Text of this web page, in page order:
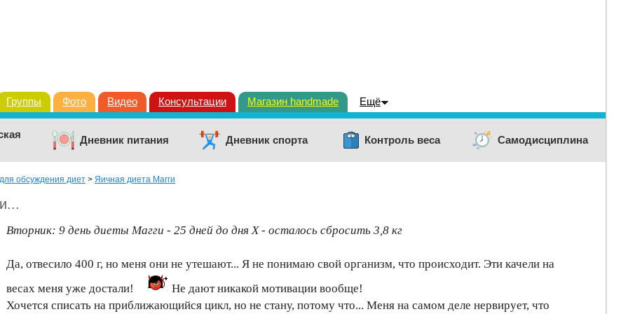
Группы Фото Видео Консультации Магазин handmade Ещё
Дневник питания Дневник спорта Контроль веса Самодисциплина
обсуждения диет > Яичная диета Магги
Вторник: 9 день диеты Магги - 25 дней до дня Х - осталось сбросить 3,8 кг
Да, отвесило 400 г, но меня они не утешают... Я не понимаю свой организм, что происходит. Эти качели на
весах меня уже достали!
Не дают никакой мотивации вообще!
Хочется списать на приближающийся цикл, но не стану, потому что... Меня на самом деле нервирует, что